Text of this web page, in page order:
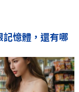
憶體，還有哪